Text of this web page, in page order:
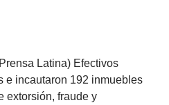
Latina) Efectivos
e incautaron 192 inmuebles
extorsión, fraude y